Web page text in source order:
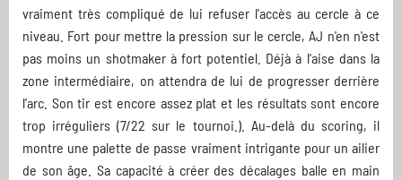
vraiment très compliqué de lui refuser l'accès au cercle à ce
niveau. Fort pour mettre la pression sur le cercle, AJ n'en n'est
pas moins un shotmaker à fort potentiel. Déjà à l'aise dans la
zone intermédiaire, on attendra de lui de progresser derrière
l'arc. Son tir est encore assez plat et les résultats sont encore
trop irréguliers (7/22 sur le tournoi.). Au-delà du scoring, il
montre une palette de passe vraiment intrigante pour un ailier
de son âge. Sa capacité à créer des décalages balle en main